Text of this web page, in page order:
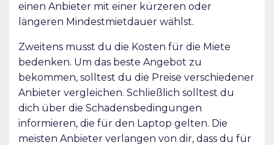
einen Anbieter mit einer kürzeren oder
längeren Mindestmietdauer wählst.
Zweitens musst du die Kosten für die Miete
bedenken. Um das beste Angebot zu
bekommen, solltest du die Preise verschiedener
Anbieter vergleichen. Schließlich solltest du
dich über die Schadensbedingungen
informieren, die für den Laptop gelten. Die
meisten Anbieter verlangen von dir, dass du für